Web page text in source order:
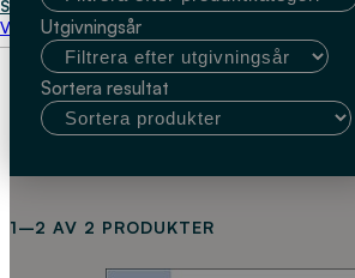
Start Sven-Erik Svensson
Välj kundtyp
Utgivningsår
Sortera resultat
1–2 AV 2 PRODUKTER